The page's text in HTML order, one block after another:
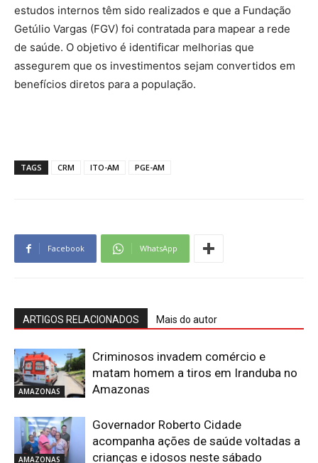
estudos internos têm sido realizados e que a Fundação
Getúlio Vargas (FGV) foi contratada para mapear a rede
de saúde. O objetivo é identificar melhorias que
assegurem que os investimentos sejam convertidos em
benefícios diretos para a população.
TAGS CRM ITO-AM PGE-AM
Facebook WhatsApp
ARTIGOS RELACIONADOS Mais do autor
AMAZONAS
Criminosos invadem comércio e
matam homem a tiros em Iranduba no
Amazonas
AMAZONAS
Governador Roberto Cidade
acompanha ações de saúde voltadas a
crianças e idosos neste sábado